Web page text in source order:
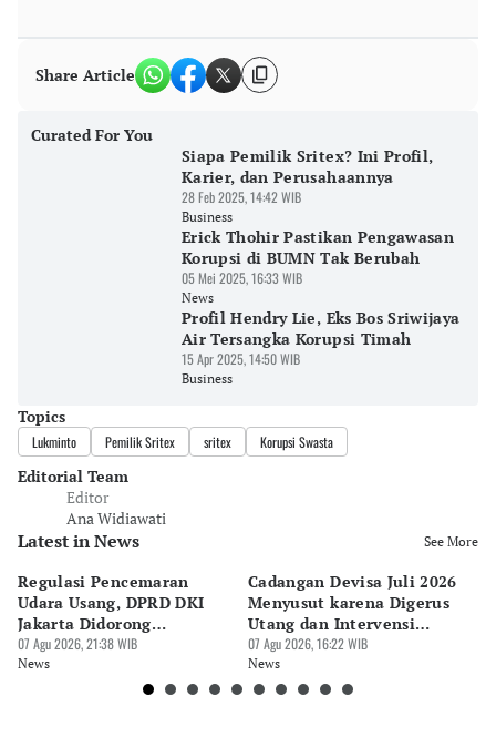
Share Article
Curated For You
Siapa Pemilik Sritex? Ini Profil,
Karier, dan Perusahaannya
28 Feb 2025, 14:42 WIB
Business
Erick Thohir Pastikan Pengawasan
Korupsi di BUMN Tak Berubah
05 Mei 2025, 16:33 WIB
News
Profil Hendry Lie, Eks Bos Sriwijaya
Air Tersangka Korupsi Timah
15 Apr 2025, 14:50 WIB
Business
Topics
Lukminto Pemilik Sritex sritex Korupsi Swasta
Editorial Team
Editor
Ana Widiawati
Latest in News See More
Regulasi Pencemaran
Udara Usang, DPRD DKI
Jakarta Didorong
Prioritaskan Revisi Perda
07 Agu 2026, 21:38 WIB
News
Cadangan Devisa Juli 2026
Menyusut karena Digerus
Utang dan Intervensi
Rupiah
07 Agu 2026, 16:22 WIB
News